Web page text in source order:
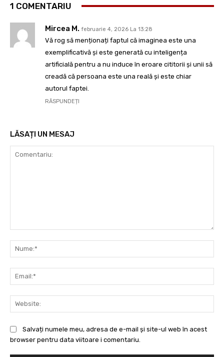
1 COMENTARIU
Mircea M. februarie 4, 2026 La 13:28
Vă rog să menționați faptul că imaginea este una
exemplificativă și este generată cu inteligența
artificială pentru a nu induce în eroare cititorii și unii să
creadă că persoana este una reală și este chiar
autorul faptei.
RĂSPUNDEȚI
LĂSAȚI UN MESAJ
Salvați numele meu, adresa de e-mail și site-ul web în acest
browser pentru data viitoare i comentariu.